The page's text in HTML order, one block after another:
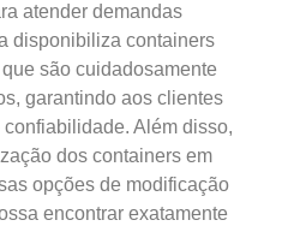
atender demandas
disponibiliza containers
são cuidadosamente
garantindo aos clientes
Além disso,
dos containers em
opções de modificação
encontrar exatamente